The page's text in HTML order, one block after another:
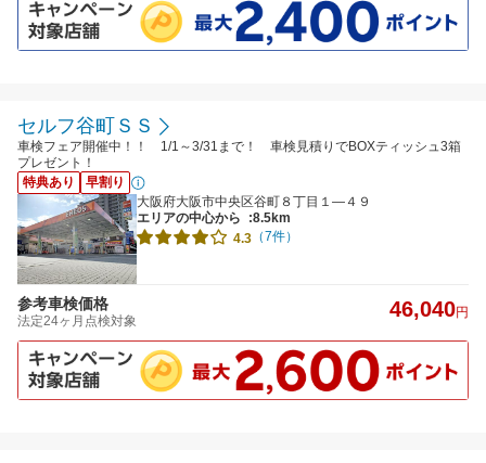
セルフ谷町ＳＳ
車検フェア開催中！！ 1/1～3/31まで！ 車検見積りでBOXティッシュ3箱
プレゼント！
特典あり
早割り
大阪府大阪市中央区谷町８丁目１―４９
エリアの中心から
:8.5km
4.3 （7件）
参考車検価格
法定24ヶ月点検対象 46,040円